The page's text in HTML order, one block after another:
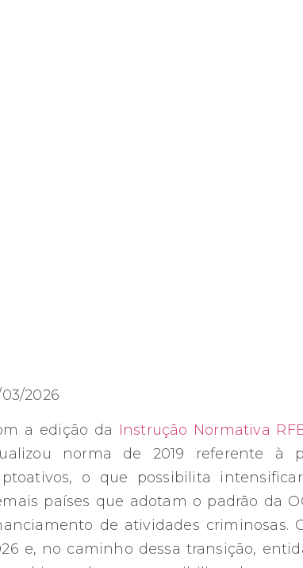
03/2026
a edição da Instrução Normativa
norma de 2019 referente à
o que possibilita
países que adotam o padrão da
de atividades criminosas.
e, no caminho dessa transição,